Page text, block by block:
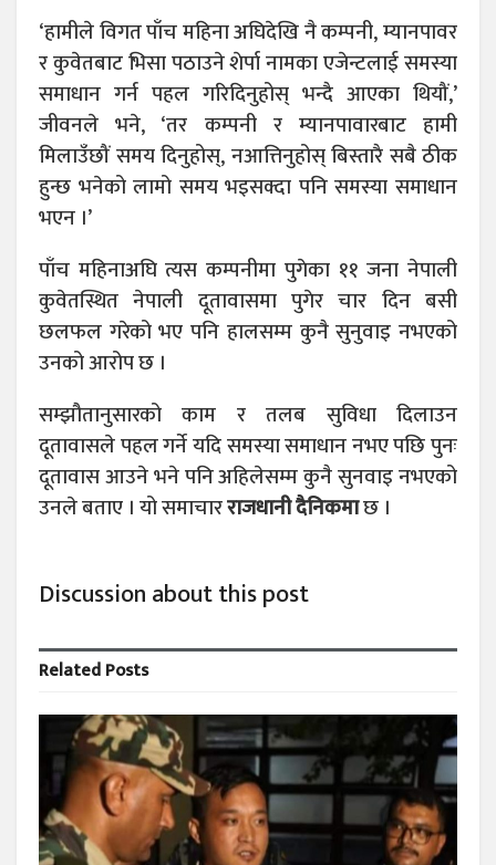
‘हामीले विगत पाँच महिना अघिदेखि नै कम्पनी, म्यानपावर
र कुवेतबाट भिसा पठाउने शेर्पा नामका एजेन्टलाई समस्या
समाधान गर्न पहल गरिदिनुहोस् भन्दै आएका थियौं,’
जीवनले भने, ‘तर कम्पनी र म्यानपावारबाट हामी
मिलाउँछौं समय दिनुहोस्, नआत्तिनुहोस् बिस्तारै सबै ठीक
हुन्छ भनेको लामो समय भइसक्दा पनि समस्या समाधान
भएन ।’
पाँच महिनाअघि त्यस कम्पनीमा पुगेका ११ जना नेपाली
कुवेतस्थित नेपाली दूतावासमा पुगेर चार दिन बसी
छलफल गरेको भए पनि हालसम्म कुनै सुनुवाइ नभएको
उनको आरोप छ ।
सम्झौतानुसारको काम र तलब सुविधा दिलाउन
दूतावासले पहल गर्ने यदि समस्या समाधान नभए पछि पुनः
दूतावास आउने भने पनि अहिलेसम्म कुनै सुनवाइ नभएको
उनले बताए । यो समाचारराजधानी दैनिकमाछ ।
Discussion about this post
RelatedPosts